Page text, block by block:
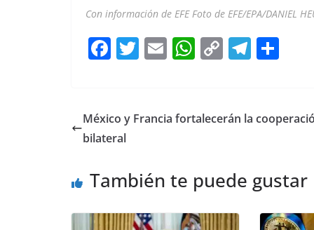
Con información de EFE Foto de EFE/EPA/DANIEL
F
e
b
o
k
T
er
E
l
W
s
p
C
y
k
T
gr e
México y Francia fortalecerán la
bilateral
También te puede gustar